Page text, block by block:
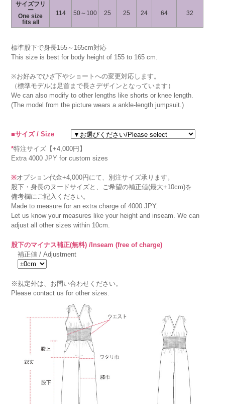
サイズフリ
ー
One size
fits all
114 50～100 25 25 24 64 32
標準股下で身長155～165cm対応
This size is best for body height of 155 to 165 cm.
※お好みでひざ下やショートへの変更対応します。
（標準モデルは足首まで長さデザインとなっています）
We can also modify to other lengths like shorts or knee length.
(The model from the picture wears a ankle-length jumpsuit.)
■サイズ / Size
*特注サイズ【+4,000円】
Extra 4000 JPY for custom sizes
※オプション代金+4,000円にて、別注サイズ承ります。
股下・身長のヌードサイズと、ご希望の補正値(最大+10cm)を
備考欄にご記入ください。
Made to measure for an extra charge of 4000 JPY.
Let us know your measures like your height and inseam. We can
adjust all other sizes within 10cm.
股下のマイナス補正(無料) /Inseam (free of charge)
補正値 / Adjustment
※規定外は、お問い合わせください。
Please contact us for other sizes.